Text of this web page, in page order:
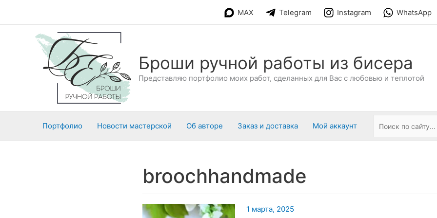
MAX Telegram Instagram WhatsApp
Броши ручной работы из бисера
Представляю портфолио моих работ, сделанных для Вас с любовью и теплотой
Портфолио Новости мастерской Об авторе Заказ и доставка Мой аккаунт
broochhandmade
1 марта, 2025